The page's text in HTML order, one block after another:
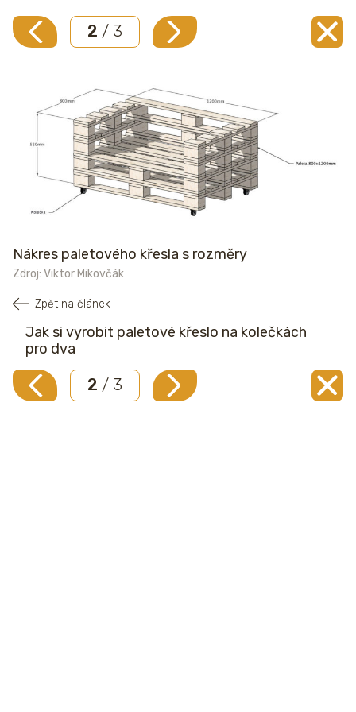
2 / 3
Nákres paletového křesla s rozměry
Zdroj: Viktor Mikovčák
Zpět na článek
Jak si vyrobit paletové křeslo na kolečkách
pro dva
2 / 3